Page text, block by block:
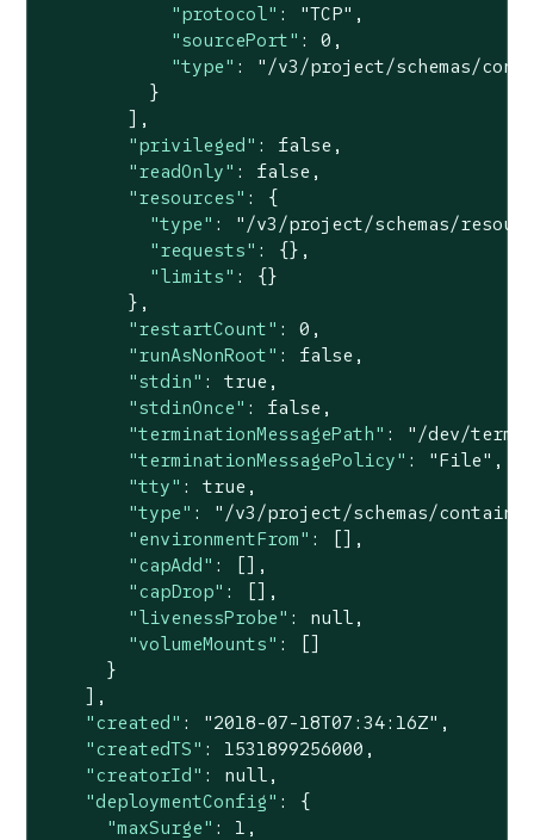
"protocol" : "TCP" ,
"sourcePort" : 0 ,
"type" :
"/v3/project/schemas/
          }
        ],
"privileged" : false,
"readOnly" : false,
"resources" : {
"type" :
"/v3/project/schemas/
"requests" : {},
"limits" : {}
        },
"restartCount" : 0 ,
"runAsNonRoot" : false,
"stdin" : true,
"stdinOnce" : false,
"terminationMessagePath" :
"/dev/
"terminationMessagePolicy" : "File" ,
"tty" : true,
"type" :
"/v3/project/schemas/
"environmentFrom" : [],
"capAdd" : [],
"capDrop" : [],
"livenessProbe" : null ,
"volumeMounts" : []
      }
    ],
"created" : "2018-07-18T07:34:16Z" ,
"createdTS" : 1531899256000 ,
"creatorId" : null ,
"deploymentConfig" : {
"maxSurge" : 1 ,